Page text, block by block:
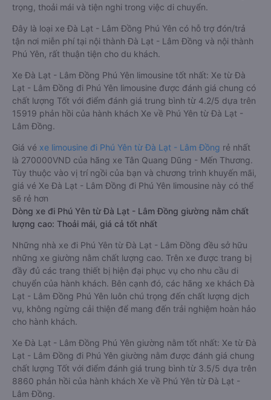
trọng, thoải mái và tiện nghi trong việc di chuyển.
Đây là loại xe Đà Lạt - Lâm Đồng Phú Yên có hỗ trợ đón/trả
tận nơi miễn phí tại nội thành Đà Lạt - Lâm Đồng và nội thành
Phú Yên, rất thuận tiện cho du khách.
Xe Đà Lạt - Lâm Đồng Phú Yên limousine tốt nhất: Xe từ Đà
Lạt - Lâm Đồng đi Phú Yên limousine được đánh giá chung có
chất lượng Tốt với điểm đánh giá trung bình từ 4.2/5 dựa trên
15919 phản hồi của hành khách Xe về Phú Yên từ Đà Lạt -
Lâm Đồng.
Giá vé xe limousine đi Phú Yên từ Đà Lạt - Lâm Đồng rẻ nhất
là 270000VND của hãng xe Tân Quang Dũng - Mến Thương.
Tùy thuộc vào vị trí ngồi của bạn và chương trình khuyến mãi,
giá vé Xe Đà Lạt - Lâm Đồng đi Phú Yên limousine này có thể
sẽ rẻ hơn
Dòng xe đi Phú Yên từ Đà Lạt - Lâm Đồng giường nằm chất
lượng cao: Thoải mái, giá cả tốt nhất
Những nhà xe đi Phú Yên từ Đà Lạt - Lâm Đồng đều sở hữu
những xe giường nằm chất lượng cao. Trên xe được trang bị
đầy đủ các trang thiết bị hiện đại phục vụ cho nhu cầu di
chuyển của hành khách. Bên cạnh đó, các hãng xe khách Đà
Lạt - Lâm Đồng Phú Yên luôn chú trọng đến chất lượng dịch
vụ, không ngừng cải thiện để mang đến trải nghiệm hoàn hảo
cho hành khách.
Xe Đà Lạt - Lâm Đồng Phú Yên giường nằm tốt nhất: Xe từ Đà
Lạt - Lâm Đồng đi Phú Yên giường nằm được đánh giá chung
chất lượng Tốt với điểm đánh giá trung bình từ 3.5/5 dựa trên
8860 phản hồi của hành khách Xe về Phú Yên từ Đà Lạt -
Lâm Đồng.